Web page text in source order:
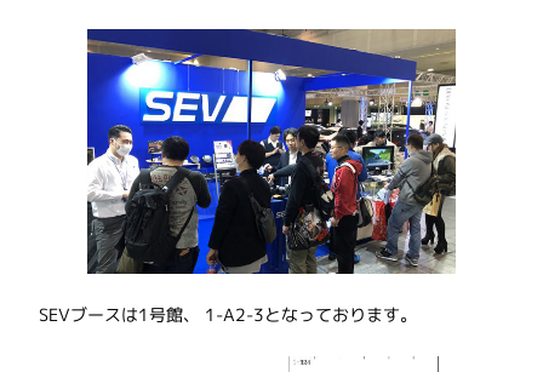
SEVブースは1号館、 1-A2-3となっております。